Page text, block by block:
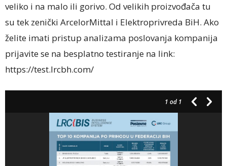
veliko i na malo ili gorivo. Od velikih proizvođača tu
su tek zenički ArcelorMittal i Elektroprivreda BiH. Ako
želite imati pristup analizama poslovanja kompanija
prijavite se na besplatno testiranje na link:
https://test.lrcbh.com/
1 od 1